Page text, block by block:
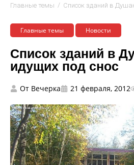
Главные темы / Список зданий в
Главные темы Новости
Список зданий в
идущих под снос
От Вечерка 21 февраля, 2012